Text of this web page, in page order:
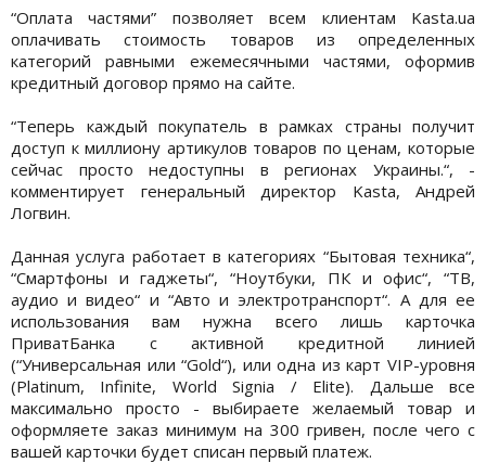
“Оплата частями” позволяет всем клиентам Kasta.ua
оплачивать стоимость товаров из определенных
категорий равными ежемесячными частями, оформив
кредитный договор прямо на сайте.
“Теперь каждый покупатель в рамках страны получит
доступ к миллиону артикулов товаров по ценам, которые
сейчас просто недоступны в регионах Украины.“, -
комментирует генеральный директор Kasta, Андрей
Логвин.
Данная услуга работает в категориях “Бытовая техника“,
“Смартфоны и гаджеты“, “Ноутбуки, ПК и офис“, “ТВ,
аудио и видео“ и “Авто и электротранспорт“. А для ее
использования вам нужна всего лишь карточка
ПриватБанка с активной кредитной линией
(“Универсальная или “Gold“), или одна из карт VIP-уровня
(Platinum, Infinite, World Signia / Elite). Дальше все
максимально просто - выбираете желаемый товар и
оформляете заказ минимум на 300 гривен, после чего с
вашей карточки будет списан первый платеж.